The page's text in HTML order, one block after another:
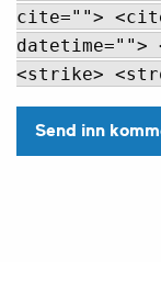
cite="">
datetime="">
<strike>